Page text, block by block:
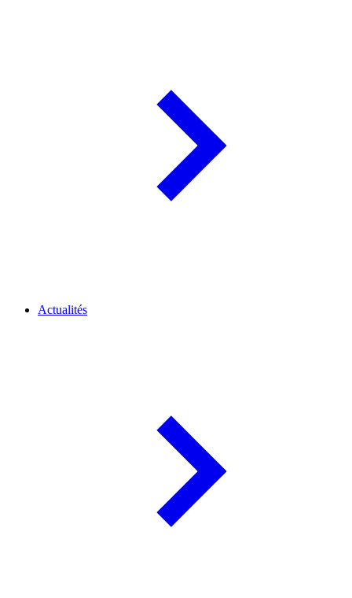
Actualités